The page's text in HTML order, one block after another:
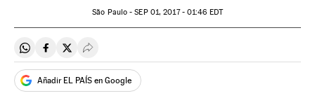
São Paulo -SEP01, 2017 - 01:46 EDT
Compartir en Whatsapp
Compartir en Facebook
Compartir en Twitter
Desplegar Redes Sociales
Añadir EL PAÍS en Google